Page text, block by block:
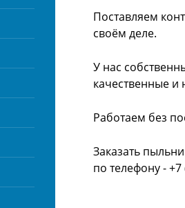
Поставляем
своём деле.
У нас
качественные и
Работаем без
Заказать
по телефону -